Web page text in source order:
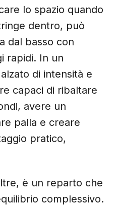
lo spazio quando
dentro, può
dal basso con
rapidi. In un
di intensità e
capaci di ribaltare
avere un
palla e creare
pratico,
è un reparto che
complessivo.